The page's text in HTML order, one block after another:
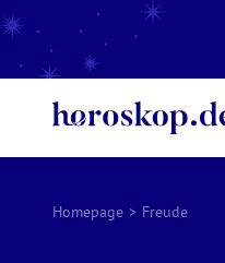
Homepage > Freude